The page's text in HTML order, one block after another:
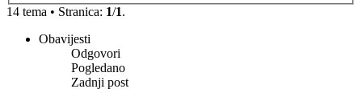
14 tema • Stranica: 1/1.
Obavijesti
Odgovori
Pogledano
Zadnji post